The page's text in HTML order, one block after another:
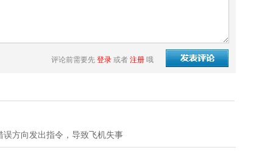
评论前需要先 登录 或者 注册 哦
方向发出指令，导致飞机失事